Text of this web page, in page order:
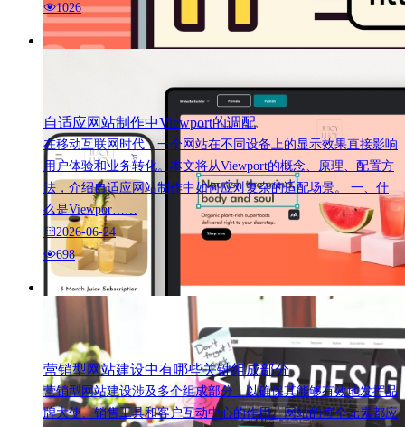
1026
自适应网站制作中Viewport的调配
在移动互联网时代，一个网站在不同设备上的显示效果直接影响
用户体验和业务转化。本文将从Viewport的概念、原理、配置方
法，介绍自适应网站制作中如何应对复杂的适配场景。 一、什
么是Viewpor……
2026-06-24
698
营销型网站建设中有哪些关键组成部分
营销型网站建设涉及多个组成部分，以确保其能够有效地发挥品
牌大使、销售工具和客户互动中心的作用。网站的每个元素都应